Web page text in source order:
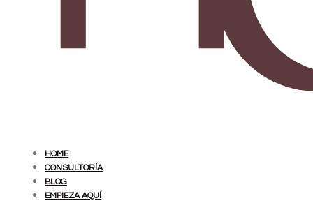
HOME
CONSULTORÍA
BLOG
EMPIEZA AQUÍ